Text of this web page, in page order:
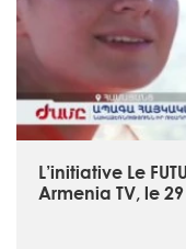
L’initiative Le
Armenia TV, le